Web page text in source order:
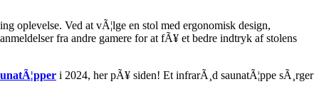
oplevelse. Ved at vÃ¦lge en stol med ergonomisk design,
fra andre gamere for at fÃ¥ et bedre indtryk af stolens
i 2024, her pÃ¥ siden! Et infrarÃ¸d saunatÃ¦ppe sÃ¸rger